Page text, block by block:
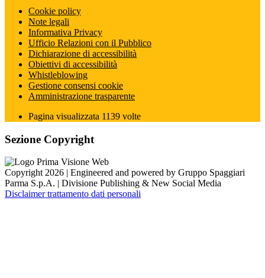
Cookie policy
Note legali
Informativa Privacy
Ufficio Relazioni con il Pubblico
Dichiarazione di accessibilità
Obiettivi di accessibilità
Whistleblowing
Gestione consensi cookie
Amministrazione trasparente
Pagina visualizzata 1139 volte
Sezione Copyright
Copyright 2026 | Engineered and powered by Gruppo Spaggiari
Parma S.p.A. | Divisione Publishing & New Social Media
Disclaimer trattamento dati personali